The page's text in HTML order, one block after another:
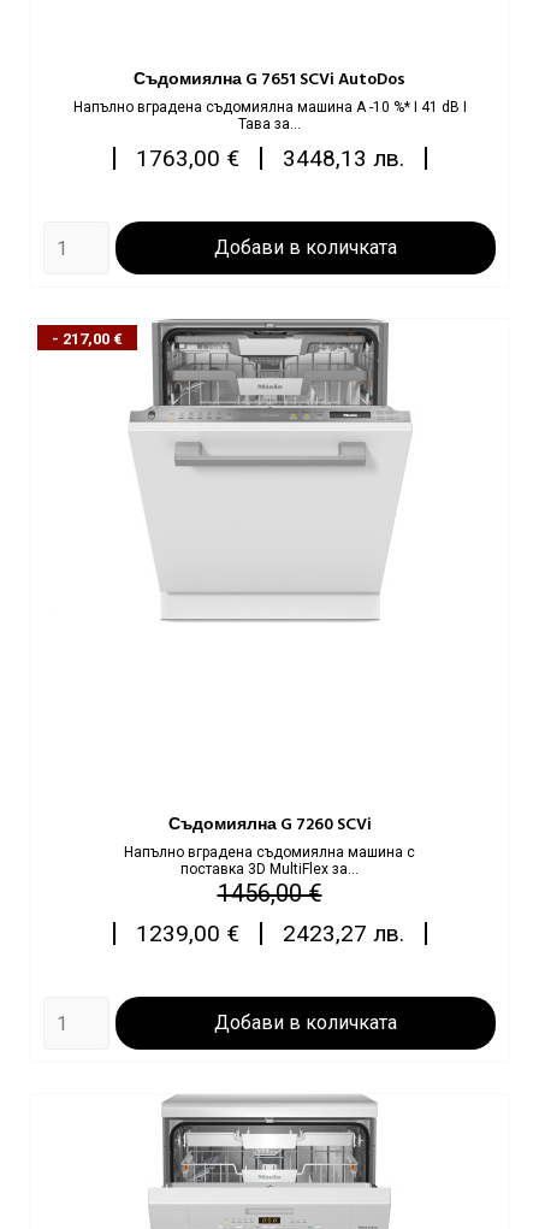
Съдомиялна G 7651 SCVi AutoDos
Напълно вграденa съдомиялнa машинa A -10 %* I 41 dB I
Тава за...
Цена
1763,00 €| 3448,13 лв.
Добави в количката
Съдомиялна G 7260 SCVi
Напълно вграденa съдомиялнa машинa с
поставка 3D MultiFlex за...
Редовна
цена
1456,00 €Цена
1239,00 €| 2423,27 лв.
Добави в количката
- 217,00 €